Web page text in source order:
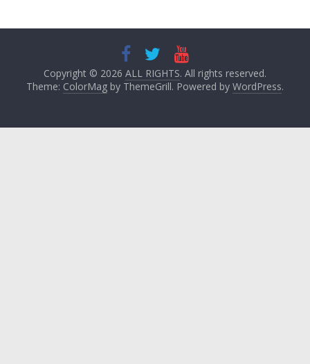
Copyright © 2026 ALL RIGHTS. All rights reserved.
Theme: ColorMagby ThemeGrill. Powered by WordPress.